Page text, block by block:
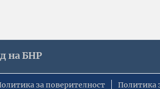
на БНР
за поверителност Политика